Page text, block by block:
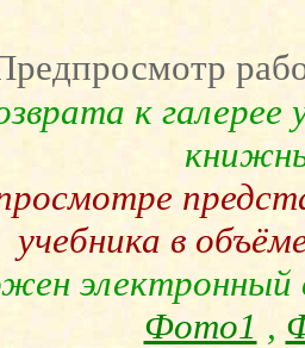
к
учебника в
Фото1 ,